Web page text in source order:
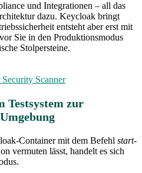
und Integrationen – all das
dazu. Keycloak bringt
entsteht aber erst mit
Sie in den Produktionsmodus
Stolpersteine.
Testsystem zur
Container mit dem Befehl start-
vermuten lässt, handelt es sich